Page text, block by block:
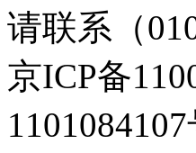
请联系（
京ICP备